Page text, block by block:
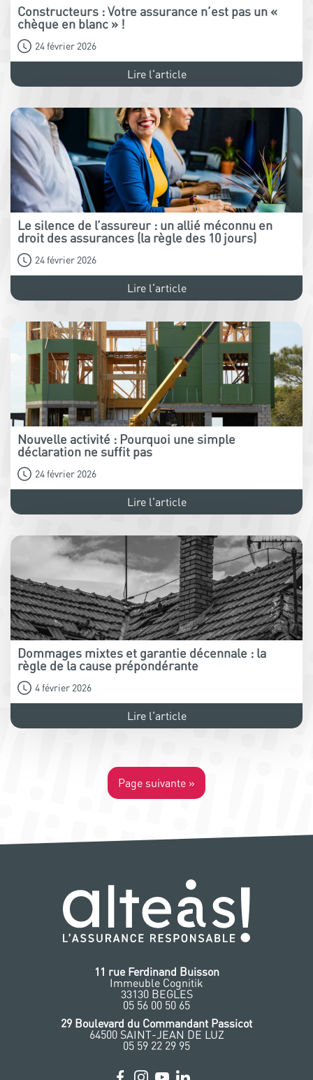
Constructeurs : Votre assurance n’est pas un «
chèque en blanc » !
24 février 2026
Lire l'article
Le silence de l’assureur : un allié méconnu en
droit des assurances (la règle des 10 jours)
24 février 2026
Lire l'article
Nouvelle activité : Pourquoi une simple
déclaration ne suffit pas
24 février 2026
Lire l'article
Dommages mixtes et garantie décennale : la
règle de la cause prépondérante
4 février 2026
Lire l'article
Page suivante »
11 rue Ferdinand Buisson
Immeuble Cognitik
33130 BEGLES
‭05 56 00 50 65
‭29 Boulevard du Commandant Passicot
64500 SAINT-JEAN DE LUZ
05 59 22 29 95